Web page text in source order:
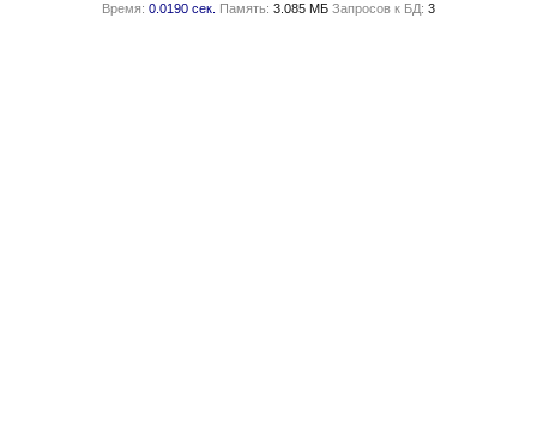
Время: 0.0190 сек. Память: 3.085 МБ Запросов к БД: 3